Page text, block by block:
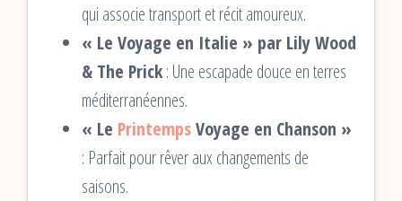
qui associe transport et récit amoureux.
« Le Voyage en Italie » par Lily Wood
& The Prick: Une escapade douce en terres
méditerranéennes.
« Le PrintempsVoyage en Chanson »
: Parfait pour rêver aux changements de
saisons.